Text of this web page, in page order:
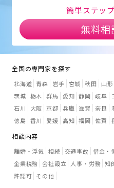
簡単ステッ
無料
全国の専門家を探す
北海道 青森 岩手 宮城 秋田 山形
茨城 栃木 群馬 愛知 静岡 岐阜
石川
大阪 京都 兵庫 滋賀 奈良
徳島 香川 愛媛 高知 福岡 佐賀
相談内容
離婚・浮気 相続 交通事故 借金・
企業税務 会社設立 人事・労務 知
許認可 その他